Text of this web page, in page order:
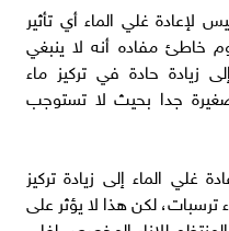
لإعادة غلي الماء أي تأثير
مفاده أنه لا ينبغي
زيادة حادة في تركيز ماء
صغيرة جدا بحيث لا تستوجب
غلي الماء إلى زيادة تركيز
ترسبات، لكن هذا لا يؤثر على